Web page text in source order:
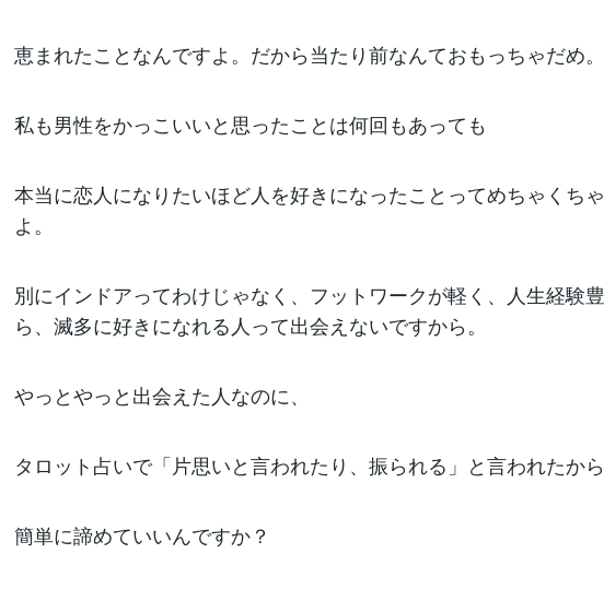
恵まれたことなんですよ。だから当たり前なんておもっちゃだめ。
私も男性をかっこいいと思ったことは何回もあっても
本当に恋人になりたいほど人を好きになったことってめちゃくち
よ。
別にインドアってわけじゃなく、フットワークが軽く、人生経験
ら、滅多に好きになれる人って出会えないですから。
やっとやっと出会えた人なのに、
タロット占いで「片思いと言われたり、振られる」と言われたか
簡単に諦めていいんですか？